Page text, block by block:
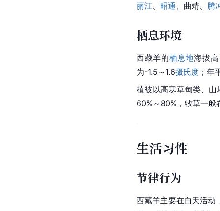
丽江
昭通 曲靖 腾
栖息环境
西藏羊的栖息地海拔
为-1.5～1.6摄氏度 ；年
植被以高寒草甸类、
60%～80%，牧草一般
生活习性
节律行为
西藏羊主要在白天活动